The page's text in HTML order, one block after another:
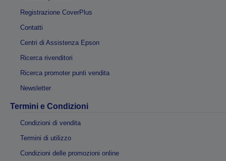
Registrazione CoverPlus
Contatti
Centri di Assistenza Epson
Ricerca rivenditori
Ricerca promoter punti vendita
Newsletter
Termini e Condizioni
Condizioni di vendita
Termini di utilizzo
Condizioni delle promozioni online